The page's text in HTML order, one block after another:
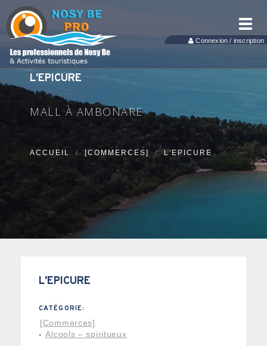
Connexion / inscription
L'EPICURE
MALL À AMBONARE
ACCUEIL [COMMERCES] L'EPICURE
L'EPICURE
CATÉGORIE:
[Commerces]
- Alcools – spiritueux